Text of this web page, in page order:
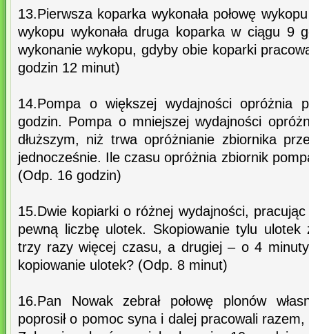
13.Pierwsza koparka wykonała połowę
wykopu wykonała druga koparka w ciągu 9
wykonanie wykopu, gdyby obie koparki
godzin 12 minut)
14.Pompa o większej wydajności opróżnia
godzin. Pompa o mniejszej wydajności
dłuższym, niż trwa opróżnianie zbiornika
jednocześnie. Ile czasu opróżnia zbiornik
(Odp. 16 godzin)
15.Dwie kopiarki o różnej wydajności, pracując
pewną liczbę ulotek. Skopiowanie tylu ulotek
trzy razy więcej czasu, a drugiej – o 4 minuty
kopiowanie ulotek? (Odp. 8 minut)
16.Pan Nowak zebrał połowę plonów
poprosił o pomoc syna i dalej pracowali